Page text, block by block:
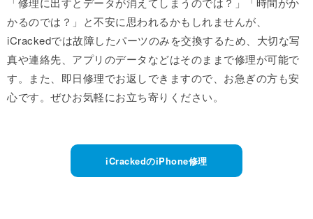
かるのでは？」と不安に思われるかもしれませんが、
iCrackedでは故障したパーツのみを交換するため、大切な写
真や連絡先、アプリのデータなどはそのままで修理が可能で
す。また、即日修理でお返しできますので、お急ぎの方も安
心です。ぜひお気軽にお立ち寄りください。
iCrackedのiPhone修理